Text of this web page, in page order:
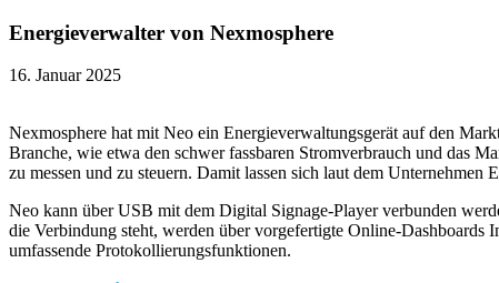
Energieverwalter von Nexmosphere
16. Januar 2025
Nexmosphere hat mit Neo ein Energieverwaltungsgerät auf den
Branche, wie etwa den schwer fassbaren Stromverbrauch und das
zu messen und zu steuern. Damit lassen sich laut dem Unternehmen
Neo kann über USB mit dem Digital Signage-Player verbunden
die Verbindung steht, werden über vorgefertigte Online-Dashboards
umfassende Protokollierungsfunktionen.